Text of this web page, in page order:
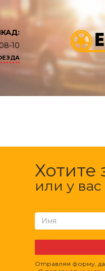
10
Хотите
или у
Отправляя форму,